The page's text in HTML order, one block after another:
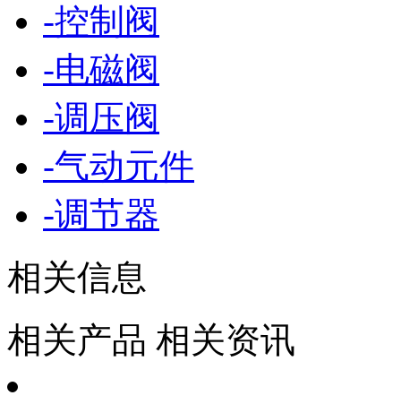
-控制阀
-电磁阀
-调压阀
-气动元件
-调节器
相关信息
相关产品 相关资讯